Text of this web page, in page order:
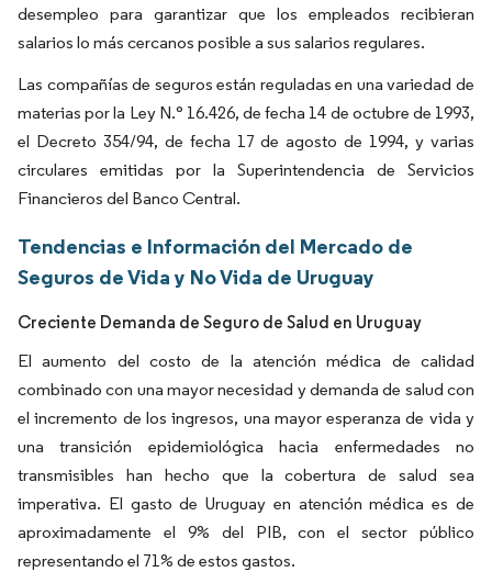
desempleo para garantizar que los empleados recibieran
salarios lo más cercanos posible a sus salarios regulares.
Las compañías de seguros están reguladas en una variedad de
materias por la Ley N.° 16.426, de fecha 14 de octubre de 1993,
el Decreto 354/94, de fecha 17 de agosto de 1994, y varias
circulares emitidas por la Superintendencia de Servicios
Financieros del Banco Central.
Tendencias e Información del Mercado de
Seguros de Vida y No Vida de Uruguay
Creciente Demanda de Seguro de Salud en Uruguay
El aumento del costo de la atención médica de calidad
combinado con una mayor necesidad y demanda de salud con
el incremento de los ingresos, una mayor esperanza de vida y
una transición epidemiológica hacia enfermedades no
transmisibles han hecho que la cobertura de salud sea
imperativa. El gasto de Uruguay en atención médica es de
aproximadamente el 9% del PIB, con el sector público
representando el 71% de estos gastos.